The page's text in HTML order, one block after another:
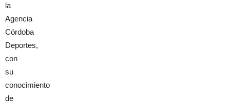
la
Agencia
Córdoba
Deportes,
con
su
conocimiento
de